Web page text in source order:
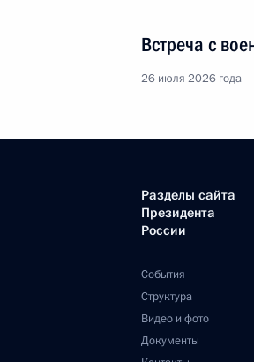
Встреча с
26 июля 2026 года
Разделы сайта
Президента
России
События
Структура
Видео и фото
Документы